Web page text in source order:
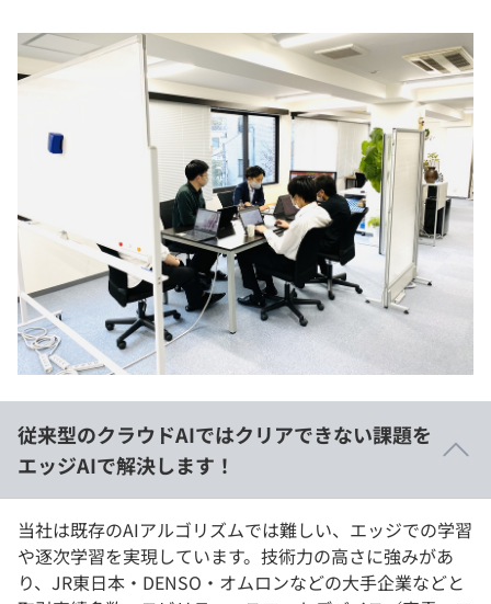
従来型のクラウドAIではクリアできない課題を
エッジAIで解決します！
当社は既存のAIアルゴリズムでは難しい、エッジでの学習
や逐次学習を実現しています。技術力の高さに強みがあ
り、JR東日本・DENSO・オムロンなどの大手企業などと